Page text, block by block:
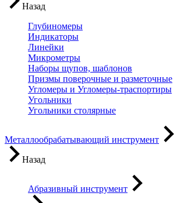
Назад
Глубиномеры
Индикаторы
Линейки
Микрометры
Наборы щупов, шаблонов
Призмы поверочные и разметочные
Угломеры и Угломеры-траспортиры
Угольники
Угольники столярные
Металлообрабатывающий инструмент
Назад
Абразивный инструмент